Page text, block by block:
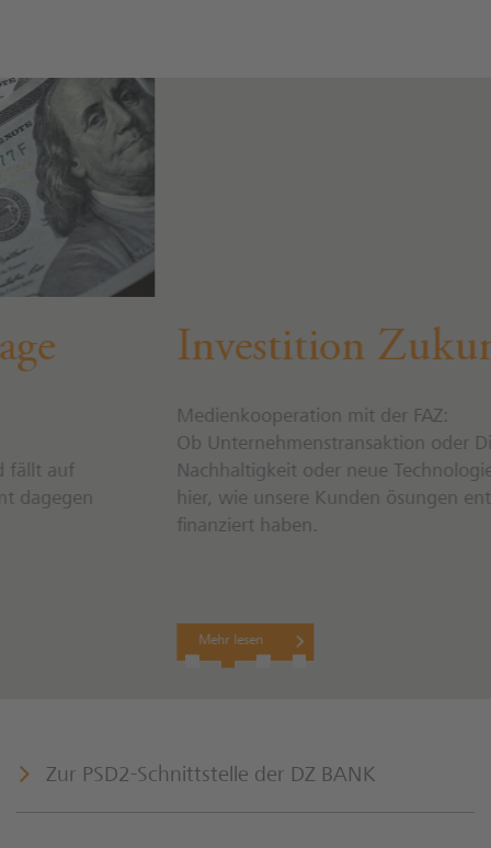
Investition Zukunft
Medienkooperation mit der FAZ:
Ob Unternehmenstransaktion oder Diversifikation,
Nachhaltigkeit oder neue Technologie – lesen Sie
hier, wie unsere Kunden ösungen entwickelt und